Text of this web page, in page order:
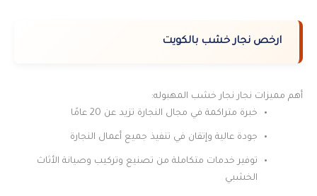
ارخص نجار خشب بالكويت
أهم مميزات نجار نجار خشب المهبوله:
خبرة متراكمة في مجال النجارة تزيد عن 20 عامًا
جودة عالية وإتقان في تنفيذ جميع أعمال النجارة
توفير خدمات متكاملة من تصنيع وتركيب وصيانة الأثاث
الخشبي